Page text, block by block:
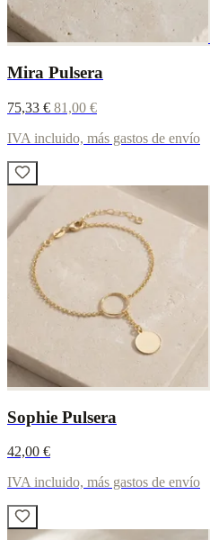
Mira Pulsera
75,33 € 81,00 €
IVA incluido, más gastos de envío
Sophie Pulsera
42,00 €
IVA incluido, más gastos de envío